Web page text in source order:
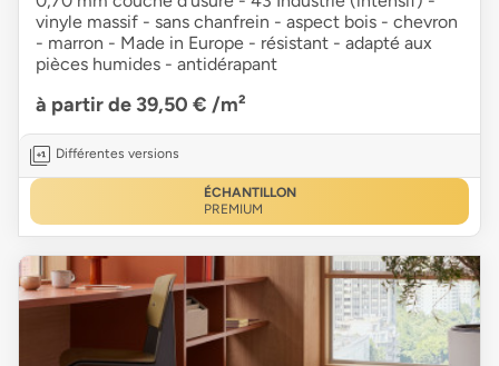
vinyle massif - sans chanfrein - aspect bois - chevron
- marron - Made in Europe - résistant - adapté aux
pièces humides - antidérapant
à partir de 39,50 € /m²
Différentes versions
ÉCHANTILLON
PREMIUM